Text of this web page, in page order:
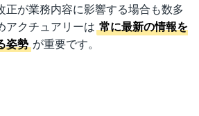
正が業務内容に影響する場合も数多
アクチュアリーは 常に最新の情報を
姿勢 が重要です。